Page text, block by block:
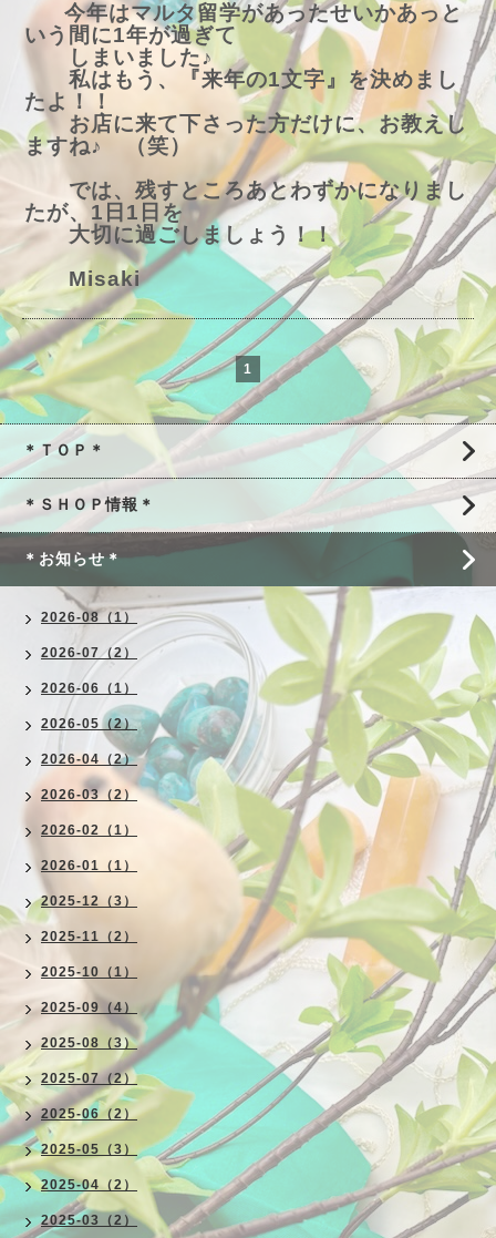
今年はマルタ留学があったせいかあっと
いう間に1年が過ぎて
しまいました♪
私はもう、『来年の1文字』を決めまし
たよ！！
お店に来て下さった方だけに、お教えし
ますね♪ （笑）
では、残すところあとわずかになりまし
たが、1日1日を
大切に過ごしましょう！！
Misaki
1
＊ＴＯＰ＊
＊ＳＨＯＰ情報＊
＊お知らせ＊
2026-08（1）
2026-07（2）
2026-06（1）
2026-05（2）
2026-04（2）
2026-03（2）
2026-02（1）
2026-01（1）
2025-12（3）
2025-11（2）
2025-10（1）
2025-09（4）
2025-08（3）
2025-07（2）
2025-06（2）
2025-05（3）
2025-04（2）
2025-03（2）